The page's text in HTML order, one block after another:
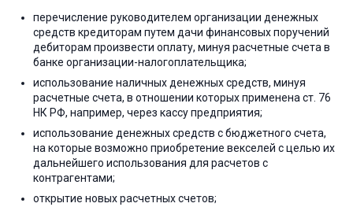
перечисление руководителем организации денежных
средств кредиторам путем дачи финансовых поручений
дебиторам произвести оплату, минуя расчетные счета в
банке организации-налогоплательщика;
использование наличных денежных средств, минуя
расчетные счета, в отношении которых применена ст. 76
НК РФ, например, через кассу предприятия;
использование денежных средств с бюджетного счета,
на которые возможно приобретение векселей с целью их
дальнейшего использования для расчетов с
контрагентами;
открытие новых расчетных счетов;